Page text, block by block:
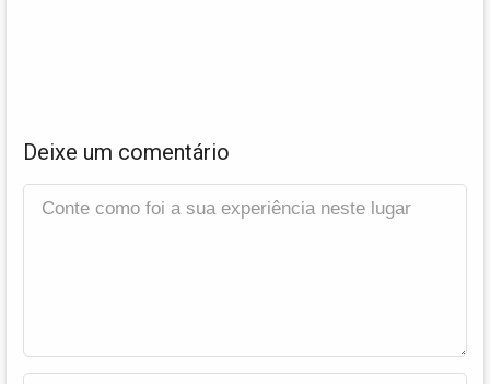
Deixe um comentário